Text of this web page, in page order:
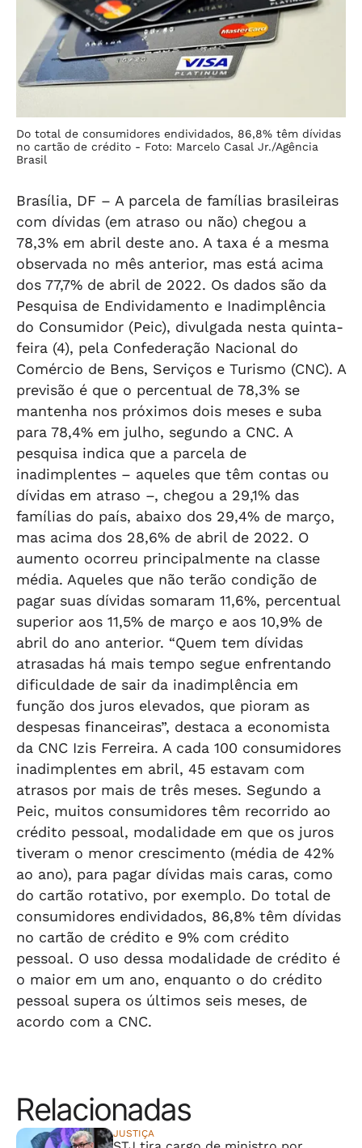
Do total de consumidores endividados, 86,8% têm dívidas
no cartão de crédito - Foto: Marcelo Casal Jr./Agência
Brasil
Brasília, DF – A parcela de famílias brasileiras
com dívidas (em atraso ou não) chegou a
78,3% em abril deste ano. A taxa é a mesma
observada no mês anterior, mas está acima
dos 77,7% de abril de 2022. Os dados são da
Pesquisa de Endividamento e Inadimplência
do Consumidor (Peic), divulgada nesta quinta-
feira (4), pela Confederação Nacional do
Comércio de Bens, Serviços e Turismo (CNC). A
previsão é que o percentual de 78,3% se
mantenha nos próximos dois meses e suba
para 78,4% em julho, segundo a CNC. A
pesquisa indica que a parcela de
inadimplentes – aqueles que têm contas ou
dívidas em atraso –, chegou a 29,1% das
famílias do país, abaixo dos 29,4% de março,
mas acima dos 28,6% de abril de 2022. O
aumento ocorreu principalmente na classe
média. Aqueles que não terão condição de
pagar suas dívidas somaram 11,6%, percentual
superior aos 11,5% de março e aos 10,9% de
abril do ano anterior. “Quem tem dívidas
atrasadas há mais tempo segue enfrentando
dificuldade de sair da inadimplência em
função dos juros elevados, que pioram as
despesas financeiras”, destaca a economista
da CNC Izis Ferreira. A cada 100 consumidores
inadimplentes em abril, 45 estavam com
atrasos por mais de três meses. Segundo a
Peic, muitos consumidores têm recorrido ao
crédito pessoal, modalidade em que os juros
tiveram o menor crescimento (média de 42%
ao ano), para pagar dívidas mais caras, como
do cartão rotativo, por exemplo. Do total de
consumidores endividados, 86,8% têm dívidas
no cartão de crédito e 9% com crédito
pessoal. O uso dessa modalidade de crédito é
o maior em um ano, enquanto o do crédito
pessoal supera os últimos seis meses, de
acordo com a CNC.
Relacionadas
JUSTIÇA